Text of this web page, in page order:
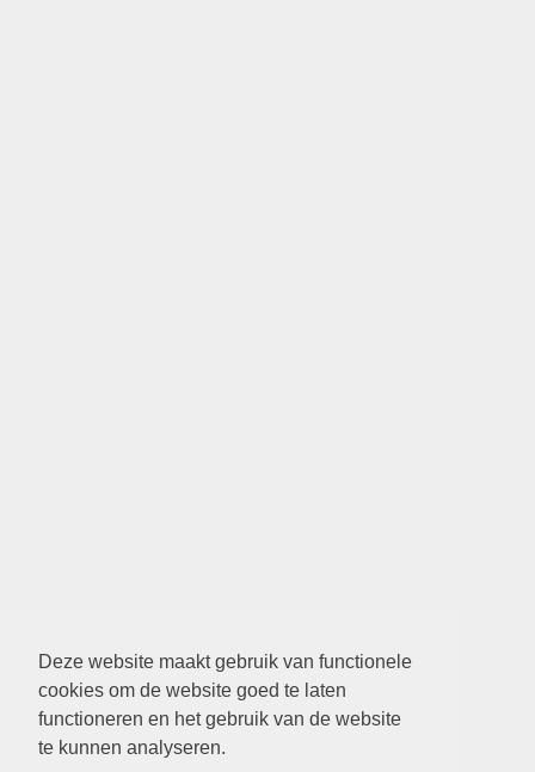
Deze website maakt gebruik van functionele
cookies om de website goed te laten
functioneren en het gebruik van de website
te kunnen analyseren.